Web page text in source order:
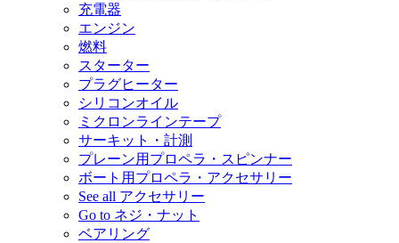
充電器
エンジン
燃料
スターター
プラグヒーター
シリコンオイル
ミクロンラインテープ
サーキット・計測
プレーン用プロペラ・スピンナー
ボート用プロペラ・アクセサリー
See all アクセサリー
Go to ネジ・ナット
ベアリング